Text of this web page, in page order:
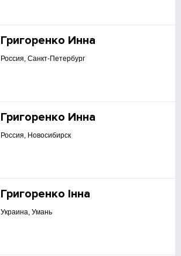
Григоренко Инна
Россия, Санкт-Петербург
Григоренко Инна
Россия, Новосибирск
Григоренко Інна
Украина, Умань